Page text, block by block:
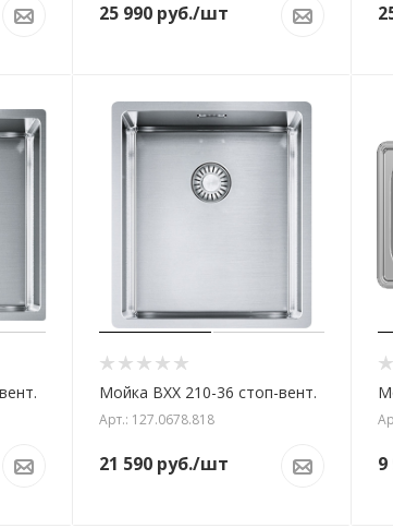
25 990руб./шт
Мойка BXX 210-36 стоп-вент.
Арт.: 127.0678.818
21 590руб./шт 9